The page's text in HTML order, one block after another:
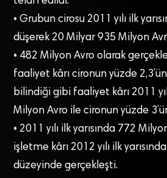
• Grubun cirosu 2011 yılı ilk
düşerek 20 Milyar 935 Milyon
• 482 Milyon Avro olarak
faaliyet kârı cironun yüzde
bilindiği gibi faaliyet kârı 2011
Milyon Avro ile cironun yüzde
• 2011 yılı ilk yarısında 772
işletme kârı 2012 yılı ilk
düzeyinde gerçekleşti.